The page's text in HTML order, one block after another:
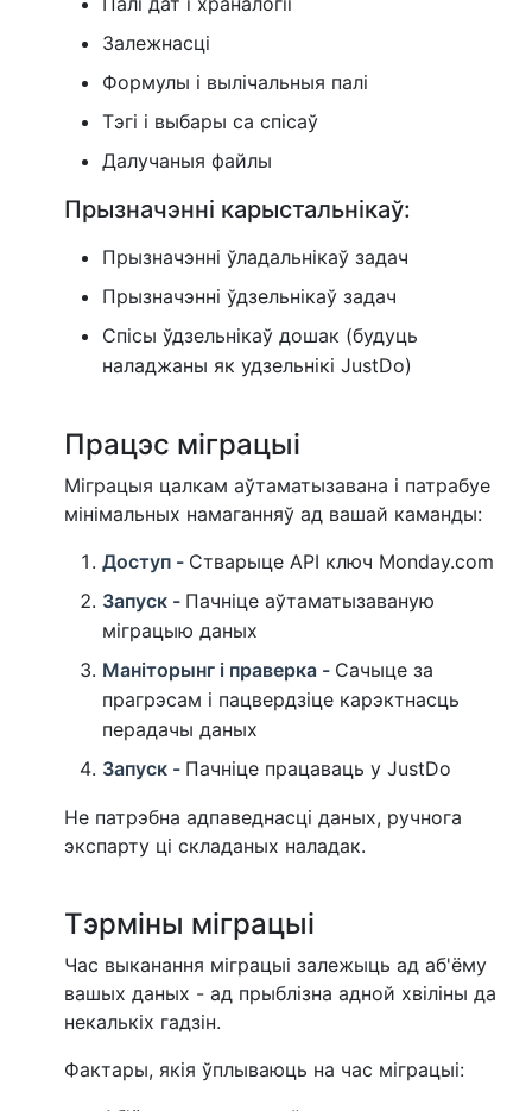
Залежнасці
Формулы і вылічальныя палі
Тэгі і выбары са спісаў
Далучаныя файлы
Прызначэнні карыстальнікаў:
Прызначэнні ўладальнікаў задач
Прызначэнні ўдзельнікаў задач
Спісы ўдзельнікаў дошак (будуць
наладжаны як удзельнікі JustDo)
Працэс міграцыі
Міграцыя цалкам аўтаматызавана і патрабуе
мінімальных намаганняў ад вашай каманды:
Доступ - Стварыце API ключ Monday.com
Запуск - Пачніце аўтаматызаваную
міграцыю даных
Маніторынг і праверка - Сачыце за
прагрэсам і пацвердзіце карэктнасць
перадачы даных
Запуск - Пачніце працаваць у JustDo
Не патрэбна адпаведнасці даных, ручнога
экспарту ці складаных наладак.
Тэрміны міграцыі
Час выканання міграцыі залежыць ад аб'ёму
вашых даных - ад прыблізна адной хвіліны да
некалькіх гадзін.
Фактары, якія ўплываюць на час міграцыі: